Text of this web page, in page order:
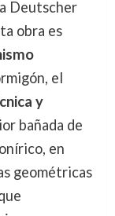
Deutscher
obra es
el
y
bañada de
en
geométricas